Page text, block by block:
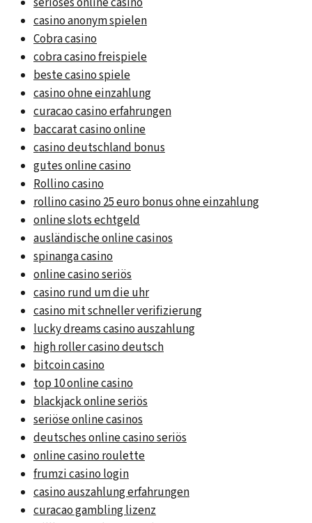
casino anonym spielen
Cobra casino
cobra casino freispiele
beste casino spiele
casino ohne einzahlung
curacao casino erfahrungen
baccarat casino online
casino deutschland bonus
gutes online casino
Rollino casino
rollino casino 25 euro bonus ohne einzahlung
online slots echtgeld
ausländische online casinos
spinanga casino
online casino seriös
casino rund um die uhr
casino mit schneller verifizierung
lucky dreams casino auszahlung
high roller casino deutsch
bitcoin casino
top 10 online casino
blackjack online seriös
seriöse online casinos
deutsches online casino seriös
online casino roulette
frumzi casino login
casino auszahlung erfahrungen
curacao gambling lizenz